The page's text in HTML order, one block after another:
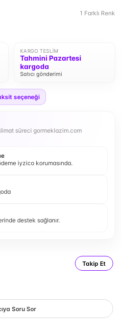
1 Farklı Renk
KARGO TESLIM
Tahmini Pazartesi
kargoda
Satıcı gönderimi
seçeneği
süreci gormeklazim.com
iyzico korumasında.
destek sağlanır.
Takip Et
Soru Sor